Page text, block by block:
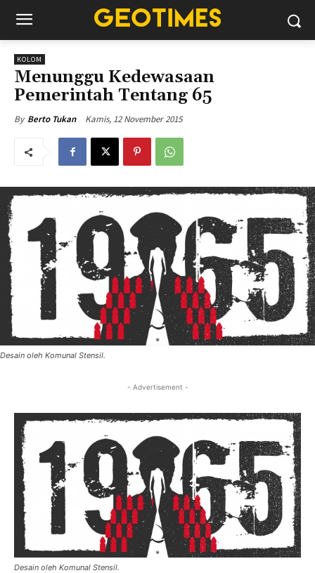
KOLOM
Menunggu Kedewasaan
Pemerintah Tentang 65
By Berto Tukan Kamis, 12 November 2015
Desain oleh Komunal Stensil.
- Advertisement -
Desain oleh Komunal Stensil.